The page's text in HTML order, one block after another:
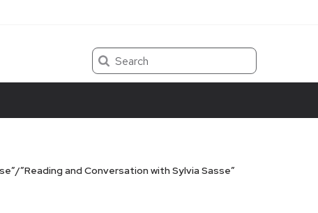
Search
”Reading and Conversation with Sylvia Sasse”